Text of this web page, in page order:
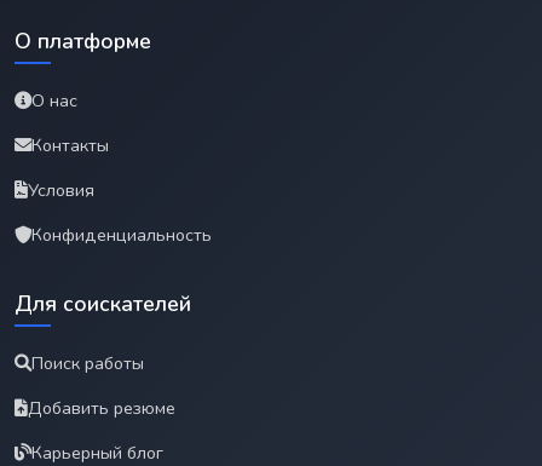
О платформе
О нас
Контакты
Условия
Конфиденциальность
Для соискателей
Поиск работы
Добавить резюме
Карьерный блог